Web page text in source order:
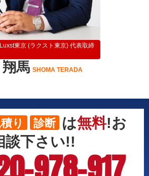
東京 (ラクスト東京) 代表取締
馬 SHOMA TERADA
り 診断 は無料!お
談下さい!!